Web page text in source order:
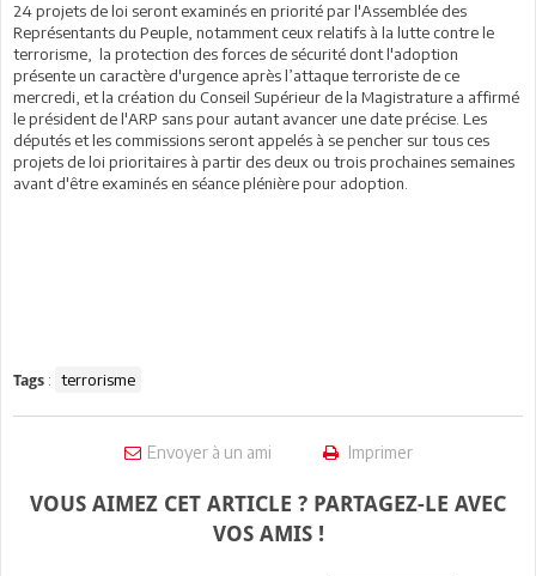
24 projets de loi seront examinés en priorité par l'Assemblée des
Représentants du Peuple, notamment ceux relatifs à la lutte contre le
terrorisme, la protection des forces de sécurité dont l'adoption
présente un caractère d'urgence après l’attaque terroriste de ce
mercredi, et la création du Conseil Supérieur de la Magistrature a affirmé
le président de l'ARP sans pour autant avancer une date précise. Les
députés et les commissions seront appelés à se pencher sur tous ces
projets de loi prioritaires à partir des deux ou trois prochaines semaines
avant d'être examinés en séance plénière pour adoption.
Tags : terrorisme
Envoyer à un ami Imprimer
VOUS AIMEZ CET ARTICLE ? PARTAGEZ-LE AVEC
VOS AMIS !